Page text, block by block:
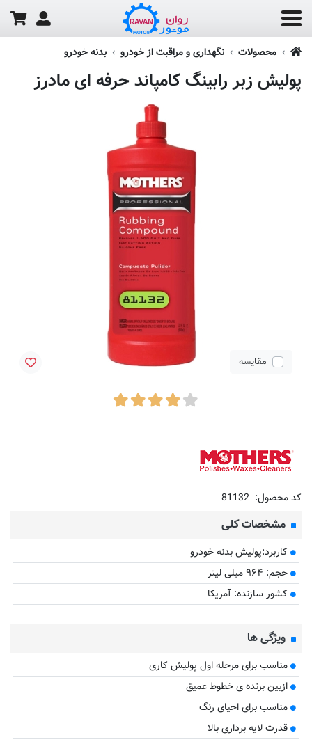
محصولات نگهداری و مراقبت از خودرو بدنه خودرو
پولیش زبر رابینگ کامپاند حرفه ای مادرز
مقایسه
کد محصول: 81132
مشخصات کلی
کاربرد:پولیش بدنه خودرو
حجم: ۹۶۴ میلی لیتر
کشور سازنده: آمریکا
ویژگی ها
مناسب برای مرحله اول پولیش کاری
ازبین برنده ی خطوط عمیق
مناسب برای احیای رنگ
قدرت لایه برداری بالا